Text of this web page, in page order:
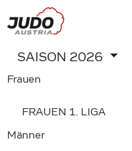
SAISON 2026
Frauen
FRAUEN 1. LIGA
Männer